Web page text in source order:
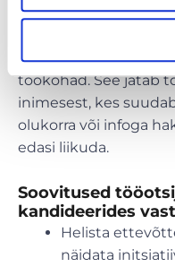
ettevõtet ka eitava
anda märku
kui samal ettevõttel
töökohad. See jätab
inimesest, kes
olukorra või infoga
edasi liikuda.
Soovitused
kandideerides
Helista
näidata